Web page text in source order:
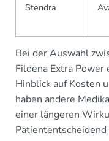
Stendra
Bei der Auswahl
Fildena Extra
Hinblick auf Kosten
haben andere
einer längeren
Patiententscheidend